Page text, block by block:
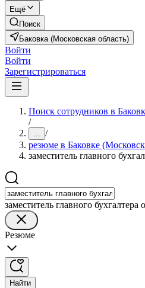
Ещё
Поиск
Баковка (Московская область)
Войти
Войти
Зарегистрироваться
Поиск сотрудников в
/
... /
резюме в Баковке
заместитель главного
заместитель главного бухгалтера
Резюме
Найти